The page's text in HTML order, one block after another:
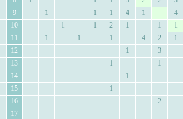
9 1 1 1 4 1
4
10 1 1 2 1 1
1
11 1 1 1 4 2
1
12 1
3
13 1
1
14
1
15
1
16
2
17